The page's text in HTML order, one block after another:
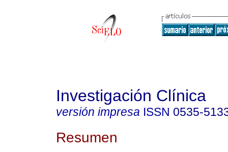
Investigación Clínica
versión impresa ISSN 0535-
Resumen